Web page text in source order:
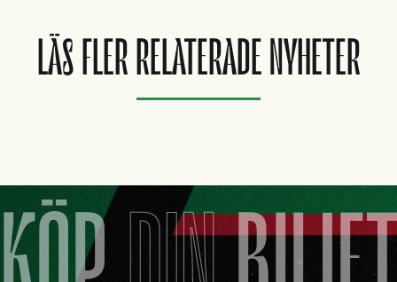
LÄS FLER RELATERADE NYHETER